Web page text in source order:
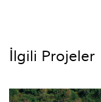
İlgili Projeler